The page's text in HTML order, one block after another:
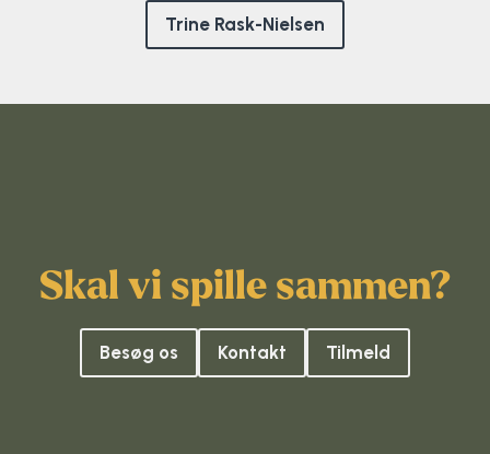
Trine Rask-Nielsen
Skal vi spille sammen?
Besøg os Kontakt Tilmeld